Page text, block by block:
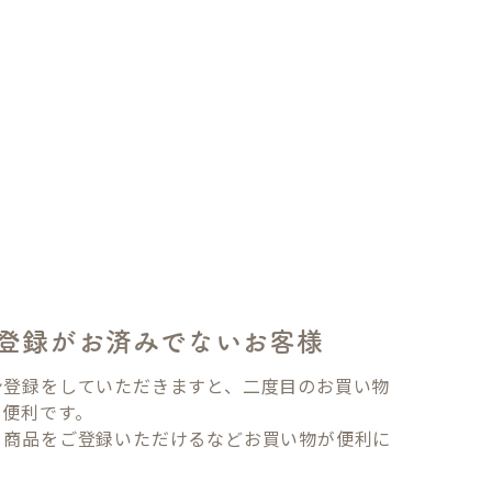
録がお済みでないお客様
録をしていただきますと、二度目のお買い物
利です。
品をご登録いただけるなどお買い物が便利に